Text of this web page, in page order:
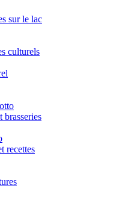
sur le lac
culturels
brasseries
recettes